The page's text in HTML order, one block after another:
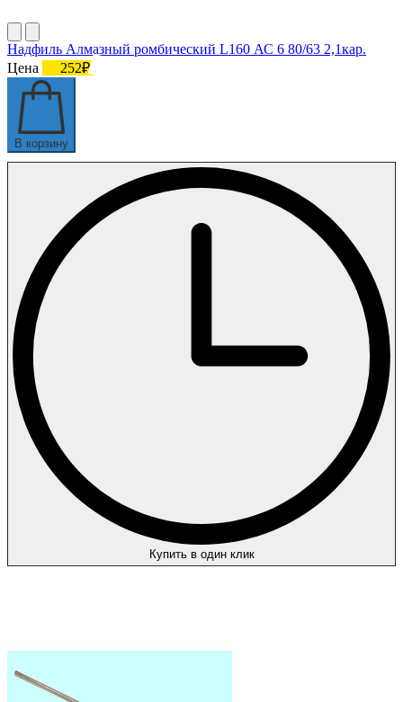
Надфиль Алмазный ромбический L160 АС 6 80/63 2,1кар.
Цена
252₽
В корзину
Купить в один клик